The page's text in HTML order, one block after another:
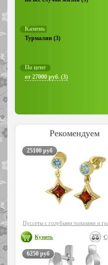
Камень
Турмалин (3)
По цене
от 27000 руб. (3)
Рекомендуем
Пуссеты с голубыми топазами и
25100 руб
Купить
6250 руб